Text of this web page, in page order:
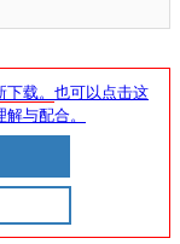
载。 也可以点击这
与配合。